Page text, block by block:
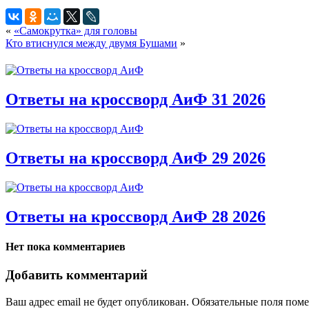
« «Самокрутка» для головы
Кто втиснулся между двумя Бушами »
Ответы на кроссворд АиФ 31 2026
Ответы на кроссворд АиФ 29 2026
Ответы на кроссворд АиФ 28 2026
Нет пока комментариев
Добавить комментарий
Ваш адрес email не будет опубликован. Обязательные поля